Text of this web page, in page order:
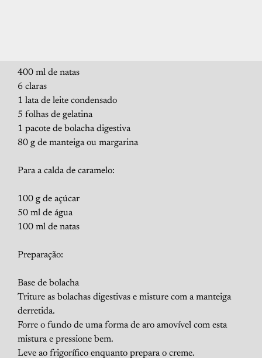
400 ml de natas
6 claras
1 lata de leite condensado
5 folhas de gelatina
1 pacote de bolacha digestiva
80 g de manteiga ou margarina
Para a calda de caramelo:
100 g de açúcar
50 ml de água
100 ml de natas
Preparação:
Base de bolacha
Triture as bolachas digestivas e misture com a manteiga
derretida.
Forre o fundo de uma forma de aro amovível com esta
mistura e pressione bem.
Leve ao frigorífico enquanto prepara o creme.